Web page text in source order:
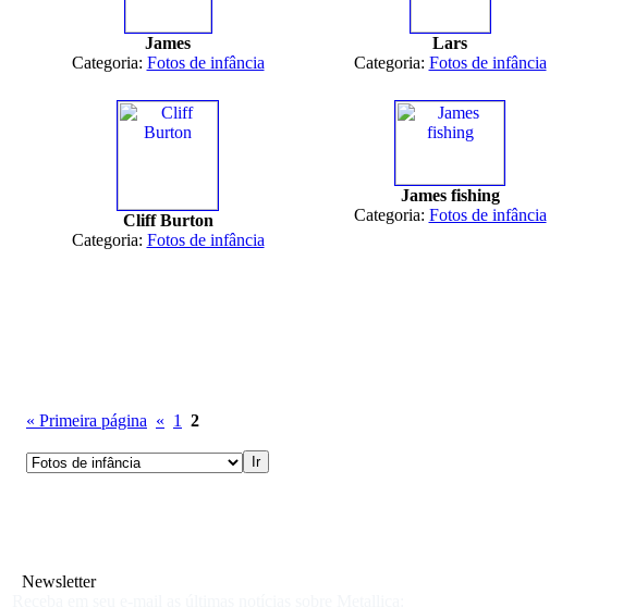
James
Categoria: Fotos de infância
Lars
Categoria: Fotos de infância
Cliff Burton
Categoria: Fotos de infância
James fishing
Categoria: Fotos de infância
« Primeira página « 1 2
Newsletter